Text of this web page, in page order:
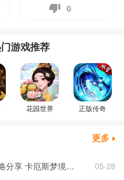
0
游戏推荐
花园世界 正版传奇
更多
卡厄斯梦境快速升级攻略分享 卡厄斯梦境体力规划分配推荐介绍 05-28